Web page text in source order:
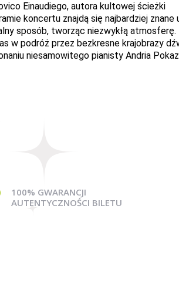
Einaudiego, autora kultowej ścieżki
koncertu znajdą się najbardziej znane
sposób, tworząc niezwykłą atmosferę.
w podróż przez bezkresne krajobrazy
niesamowitego pianisty Andria
100% GWARANCJI
AUTENTYCZNOŚCI BILETU